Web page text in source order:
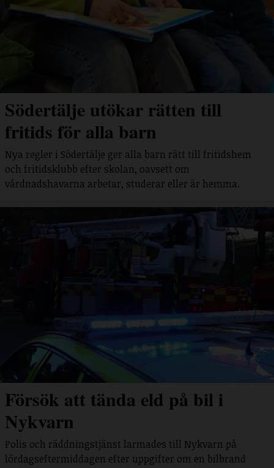
Södertälje utökar rätten till
fritids för alla barn
Nya regler i Södertälje ger alla barn rätt till fritidshem
och fritidsklubb efter skolan, oavsett om
vårdnadshavarna arbetar, studerar eller är hemma.
Försök att tända eld på bil i
Nykvarn
Polis och räddningstjänst larmades till Nykvarn på
lördagseftermiddagen efter uppgifter om en bilbrand